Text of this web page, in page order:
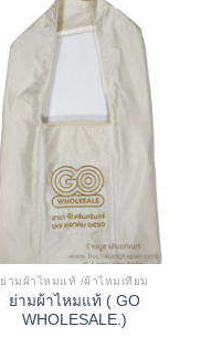
ย่ามผ้าไหมแท้ /ผ้าไหมเทียม
ย่ามผ้าไหมแท้ ( GO
WHOLESALE.)